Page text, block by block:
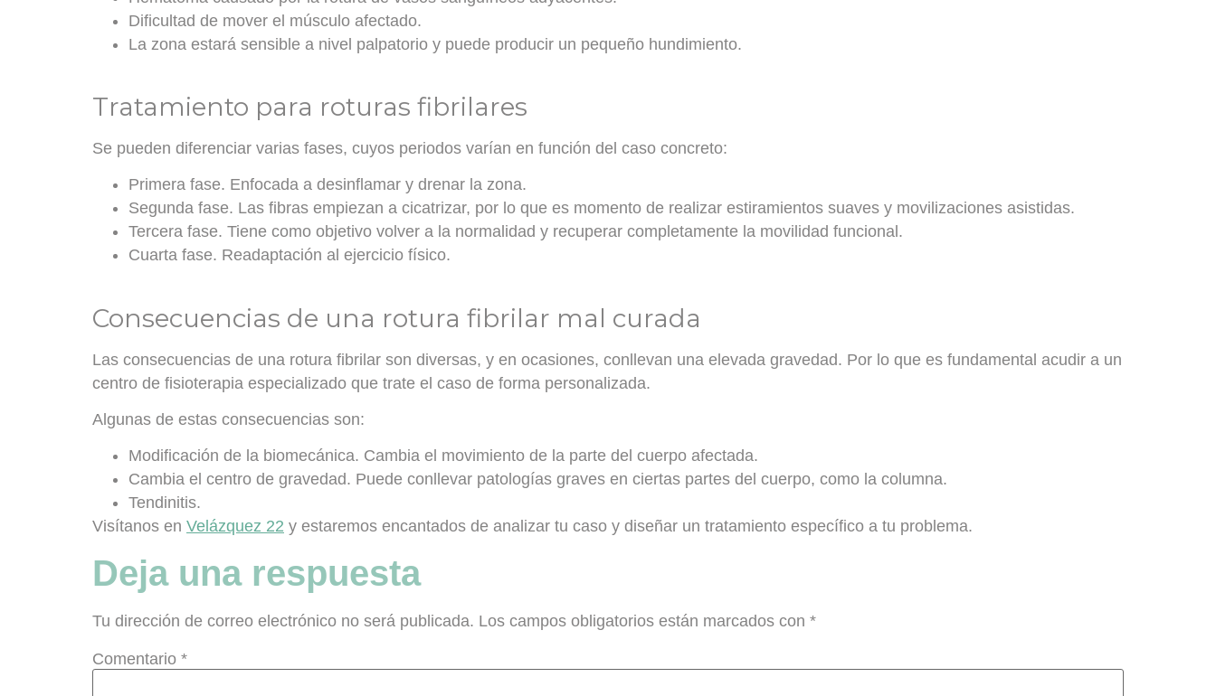
Dificultad de mover el músculo afectado.
La zona estará sensible a nivel palpatorio y puede producir un pequeño hundimiento.
Tratamiento para roturas fibrilares
Se pueden diferenciar varias fases, cuyos periodos varían en función del caso concreto:
Primera fase. Enfocada a desinflamar y drenar la zona.
Segunda fase. Las fibras empiezan a cicatrizar, por lo que es momento de realizar estiramientos suaves y movilizaciones asistidas.
Tercera fase. Tiene como objetivo volver a la normalidad y recuperar completamente la movilidad funcional.
Cuarta fase. Readaptación al ejercicio físico.
Consecuencias de una rotura fibrilar mal curada
Las consecuencias de una rotura fibrilar son diversas, y en ocasiones, conllevan una elevada gravedad. Por lo que es fundamental acudir a un
centro de fisioterapia especializado que trate el caso de forma personalizada.
Algunas de estas consecuencias son:
Modificación de la biomecánica. Cambia el movimiento de la parte del cuerpo afectada.
Cambia el centro de gravedad. Puede conllevar patologías graves en ciertas partes del cuerpo, como la columna.
Tendinitis.
Visítanos en Velázquez 22 y estaremos encantados de analizar tu caso y diseñar un tratamiento específico a tu problema.
Deja una respuesta
Tu dirección de correo electrónico no será publicada. Los campos obligatorios están marcados con *
Comentario *